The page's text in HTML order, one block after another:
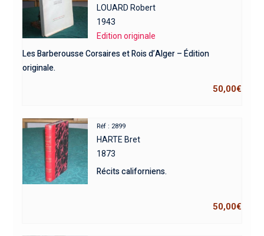
LOUARD Robert
1943
Edition originale
Les Barberousse Corsaires et Rois d’Alger – Édition
originale.
50,00€
Réf : 2899
HARTE Bret
1873
Récits californiens.
50,00€